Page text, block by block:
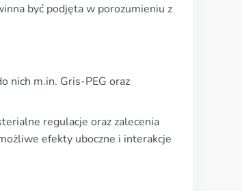
być podjęta w porozumieniu z
nich m.in. Gris-PEG oraz
regulacje oraz zalecenia
efekty uboczne i interakcje